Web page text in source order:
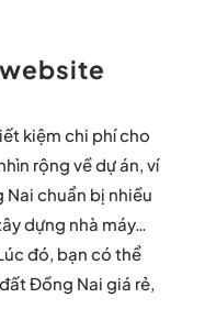
kiệm chi phí cho
rộng về dự án, ví
chuẩn bị nhiều
dựng nhà máy…
đó, bạn có thể
Đồng Nai giá rẻ,